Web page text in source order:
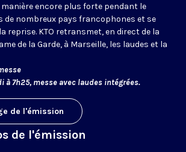
manière encore plus forte pendant le
de nombreux pays francophones et se
reprise. KTO retransmet, en direct de la
de la Garde, à Marseille, les laudes et la
à 7h25, messe avec laudes intégrées.
de l'émission
de l'émission